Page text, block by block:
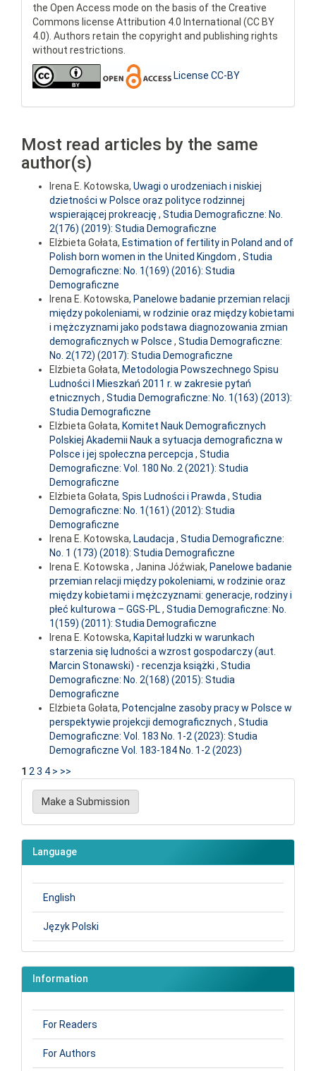
the Open Access mode on the basis of the Creative
Commons license Attribution 4.0 International (CC BY
4.0). Authors retain the copyright and publishing rights
without restrictions.
License CC-BY
Most read articles by the same
author(s)
Irena E. Kotowska, Uwagi o urodzeniach i niskiej
dzietności w Polsce oraz polityce rodzinnej
wspierającej prokreację , Studia Demograficzne: No.
2(176) (2019): Studia Demograficzne
Elżbieta Gołata, Estimation of fertility in Poland and of
Polish born women in the United Kingdom , Studia
Demograficzne: No. 1(169) (2016): Studia
Demograficzne
Irena E. Kotowska, Panelowe badanie przemian relacji
między pokoleniami, w rodzinie oraz między kobietami
i mężczyznami jako podstawa diagnozowania zmian
demograficznych w Polsce , Studia Demograficzne:
No. 2(172) (2017): Studia Demograficzne
Elżbieta Gołata, Metodologia Powszechnego Spisu
Ludności I Mieszkań 2011 r. w zakresie pytań
etnicznych , Studia Demograficzne: No. 1(163) (2013):
Studia Demograficzne
Elżbieta Gołata, Komitet Nauk Demograficznych
Polskiej Akademii Nauk a sytuacja demograficzna w
Polsce i jej społeczna percepcja , Studia
Demograficzne: Vol. 180 No. 2 (2021): Studia
Demograficzne
Elżbieta Gołata, Spis Ludności i Prawda , Studia
Demograficzne: No. 1(161) (2012): Studia
Demograficzne
Irena E. Kotowska, Laudacja , Studia Demograficzne:
No. 1 (173) (2018): Studia Demograficzne
Irena E. Kotowska , Janina Jóźwiak, Panelowe badanie
przemian relacji między pokoleniami, w rodzinie oraz
między kobietami i mężczyznami: generacje, rodziny i
płeć kulturowa – GGS-PL, Studia Demograficzne: No.
1(159) (2011): Studia Demograficzne
Irena E. Kotowska, Kapitał ludzki w warunkach
starzenia się ludności a wzrost gospodarczy (aut.
Marcin Stonawski) - recenzja książki , Studia
Demograficzne: No. 2(168) (2015): Studia
Demograficzne
Elżbieta Gołata, Potencjalne zasoby pracy w Polsce w
perspektywie projekcji demograficznych , Studia
Demograficzne: Vol. 183 No. 1-2 (2023): Studia
Demograficzne Vol. 183-184 No. 1-2 (2023)
1 2 3 4 > >>
Make
Submission
Make a Submission
Language
English
Język Polski
Information
For Readers
For Authors